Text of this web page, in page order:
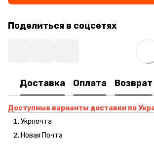
Поделиться в соцсетях
Доставка Оплата Возврат
Доступные варианты доставки по
Укрпочта
Новая Почта